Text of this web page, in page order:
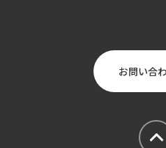
お問い合